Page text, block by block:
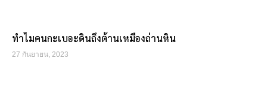
ทำไมคนกะเบอะดินถึงต้านเหมืองถ่านหิน
27 กันยายน, 2023